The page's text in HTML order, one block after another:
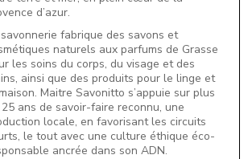
d’azur.
fabrique des savons et
naturels aux parfums de Grasse
les soins du corps, du visage et des
ainsi que des produits pour le linge et
Maitre Savonitto s’appuie sur plus
ans de savoir-faire reconnu, une
locale, en favorisant les circuits
le tout avec une culture éthique éco-
ancrée dans son ADN.